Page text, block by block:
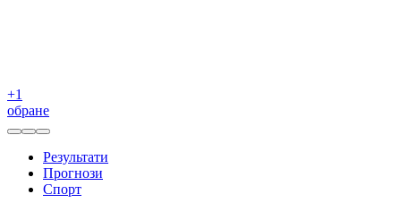
+1
обране
Результати
Прогнози
Спорт